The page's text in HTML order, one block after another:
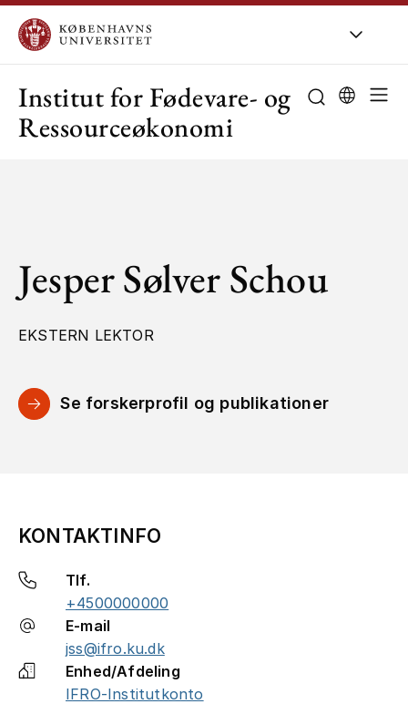
Institut for Fødevare- og
Ressourceøkonomi
Jesper Sølver Schou
EKSTERN LEKTOR
Se forskerprofil og publikationer
KONTAKTINFO
Tlf.
+4500000000
E-mail
jss@ifro.ku.dk
Enhed/Afdeling
IFRO-Institutkonto
Om KU